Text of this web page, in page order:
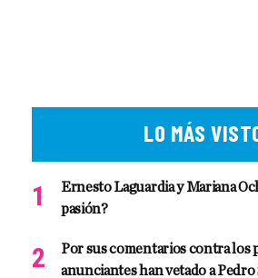
LO MÁS
Ernesto Laguardia y Mariana
pasión?
Por sus comentarios contra los
anunciantes han vetado a Pedro